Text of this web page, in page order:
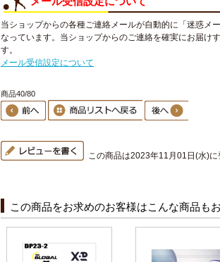
当ショップからの各種ご連絡メールが自動的に「迷惑メ
なっています。当ショップからのご連絡を確実にお届け
す。
メール受信設定について
商品40/80
この商品は2023年11月01日(水)に
この商品をお求めのお客様はこんな商品もお